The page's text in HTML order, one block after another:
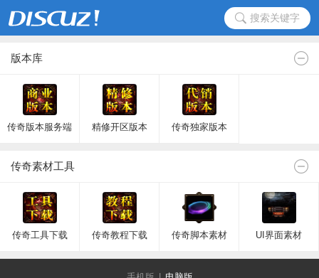
搜索关键字
版本库
传奇版本服务端 精修开区版本 传奇独家版本
传奇素材工具
传奇工具下载 传奇教程下载 传奇脚本素材 UI界面素材